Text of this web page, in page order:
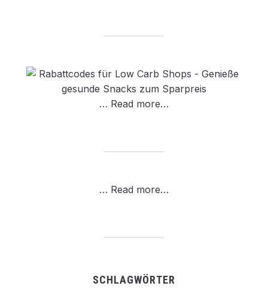
… Read more…
… Read more…
SCHLAGWÖRTER